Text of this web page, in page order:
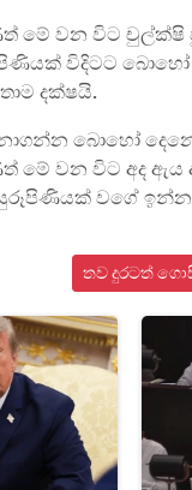
වන විට චුල්ක්ෂි
විදිටට
දක්ෂයි.
බොහෝ
වන විට අද ඇය
සුරූපිණියක් වගේ
තව දුරටත්